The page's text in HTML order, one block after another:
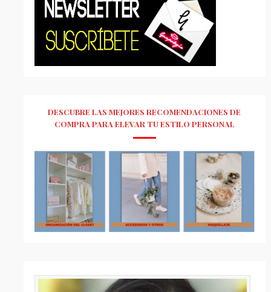
DESCUBRE LAS MEJORES RECOMENDACIONES DE
COMPRA PARA ELEVAR TU ESTILO PERSONAL